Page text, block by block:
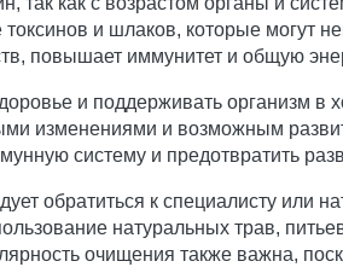
и шлаков, которые могут
повышает иммунитет и общую
и поддерживать организм в
изменениями и возможным
систему и предотвратить
обратиться к специалисту или
натуральных трав,
очищения также важна,